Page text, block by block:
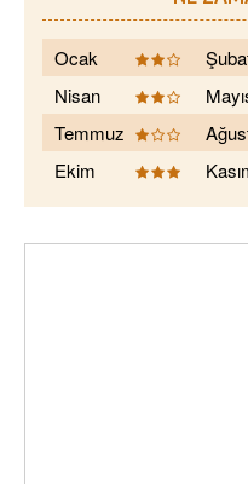
Ocak
Nisan
Temmuz
Ekim